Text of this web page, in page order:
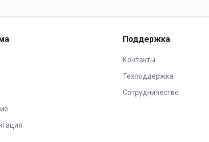
Поддержка
Контакты
Техподдержка
Сотрудничество